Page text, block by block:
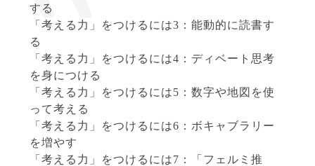
する
「考える力」をつけるには3：能動的に読書す
る
「考える力」をつけるには4：ディベート思考
を身につける
「考える力」をつけるには5：数字や地図を使
って考える
「考える力」をつけるには6：ボキャブラリー
を増やす
「考える力」をつけるには7：「フェルミ推